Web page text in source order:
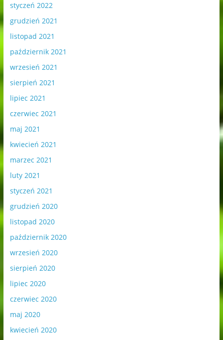
styczeń 2022
grudzień 2021
listopad 2021
październik 2021
wrzesień 2021
sierpień 2021
lipiec 2021
czerwiec 2021
maj 2021
kwiecień 2021
marzec 2021
luty 2021
styczeń 2021
grudzień 2020
listopad 2020
październik 2020
wrzesień 2020
sierpień 2020
lipiec 2020
czerwiec 2020
maj 2020
kwiecień 2020